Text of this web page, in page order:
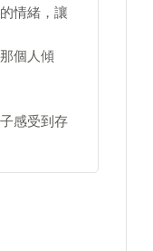
情緒，讓
個人傾
感受到存